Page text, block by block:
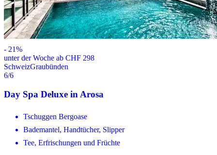
- 21%
unter der Woche ab CHF 298
SchweizGraubünden
6/6
Day Spa Deluxe in Arosa
Tschuggen Bergoase
Bademantel, Handtücher, Slipper
Tee, Erfrischungen und Früchte